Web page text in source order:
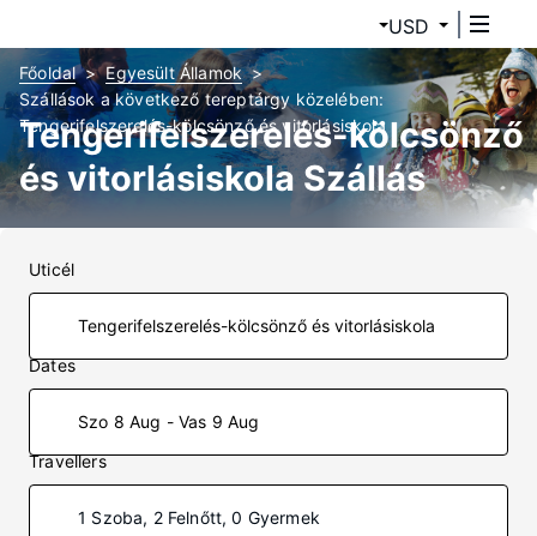
USD
Főoldal
Egyesült Államok
Szállások a következő tereptárgy közelében:
Tengerifelszerelés-kölcsönző és vitorlásiskola
Tengerifelszerelés-kölcsönző
és vitorlásiskola Szállás
Uticél
Dates
Szo 8 Aug - Vas 9 Aug
Travellers
1 Szoba, 2 Felnőtt, 0 Gyermek